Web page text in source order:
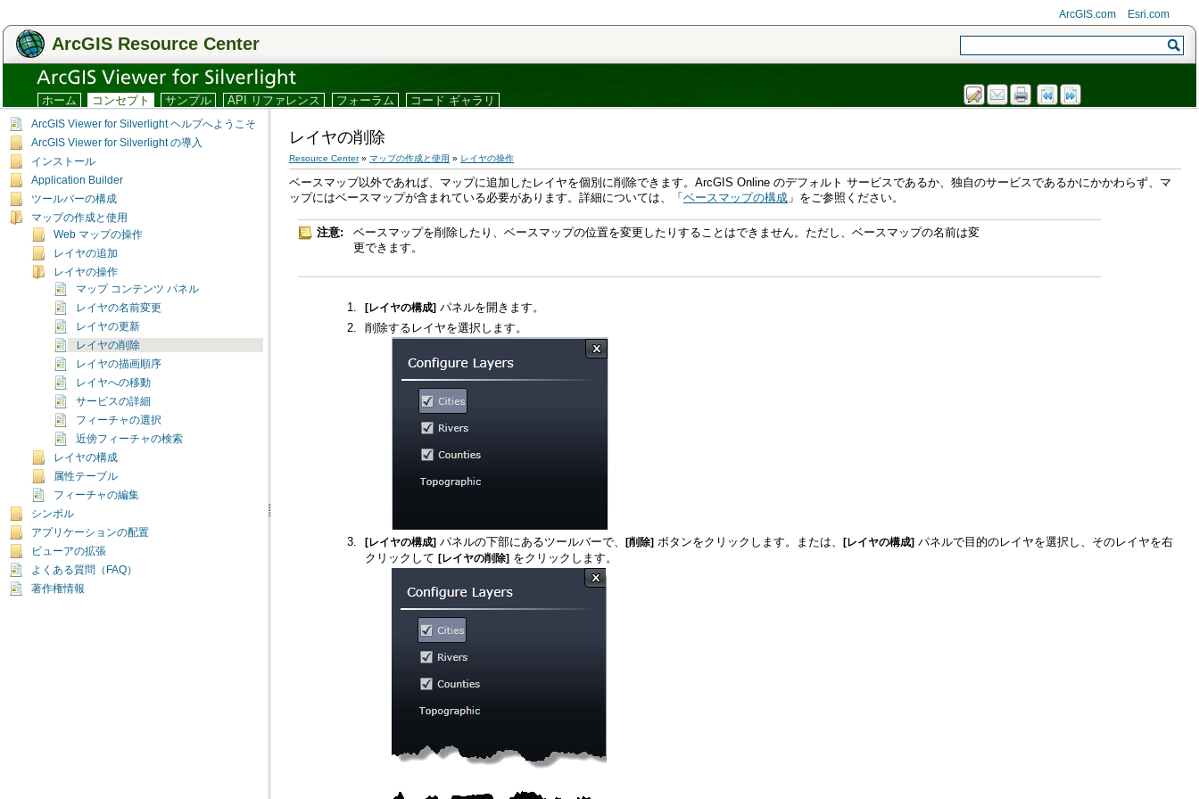
ArcGIS.com Esri.com
ArcGIS Resource Center
ホーム コンセプト サンプル API リファレンス フォーラム コード ギャラリ
ArcGIS Viewer for Silverlight ヘルプへようこそ
ArcGIS Viewer for Silverlight の導入
インストール
Application Builder
ツールバーの構成
マップの作成と使用
Web マップの操作
レイヤの追加
レイヤの操作
マップ コンテンツ パネル
レイヤの名前変更
レイヤの更新
レイヤの削除
レイヤの描画順序
レイヤへの移動
サービスの詳細
フィーチャの選択
近傍フィーチャの検索
レイヤの構成
属性テーブル
フィーチャの編集
シンボル
アプリケーションの配置
ビューアの拡張
よくある質問（FAQ）
著作権情報
レイヤの削除
Resource Center» マップの作成と使用 » レイヤの操作
ップにはベースマップが含まれている必要があります。詳細については、「 ベースマップの構成 」をご参照ください。
注意:
更できます。
[レイヤの構成] パネルを開きます。
削除するレイヤを選択します。
[レイヤの構成] パネルの下部にあるツールバーで、 [削除] ボタンをクリックします。または、 [レイヤの構成]
クリックして [レイヤの削除] をクリックします。